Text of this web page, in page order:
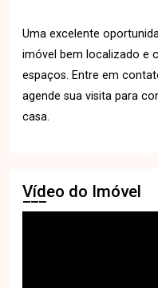
Uma excelente
imóvel bem localizado e
espaços. Entre em
agende sua visita para
casa.
Vídeo do Imóvel